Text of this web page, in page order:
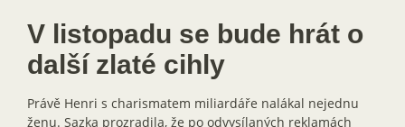
V listopadu se bude hrát o
další zlaté cihly
Právě Henri s charismatem miliardáře nalákal nejednu
ženu. Sazka prozradila, že po odvysílaných reklamách